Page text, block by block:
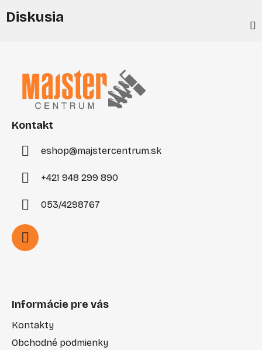
Diskusia
Kontakt
eshop@majstercentrum.sk
+421 948 299 890
053/4298767
Informácie pre vás
Kontakty
Obchodné podmienky